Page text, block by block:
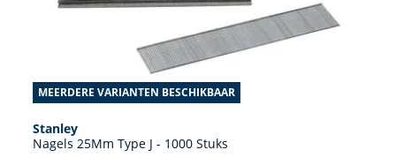
MEERDERE VARIANTEN BESCHIKBAAR
Stanley
Nagels 25Mm Type J - 1000 Stuks